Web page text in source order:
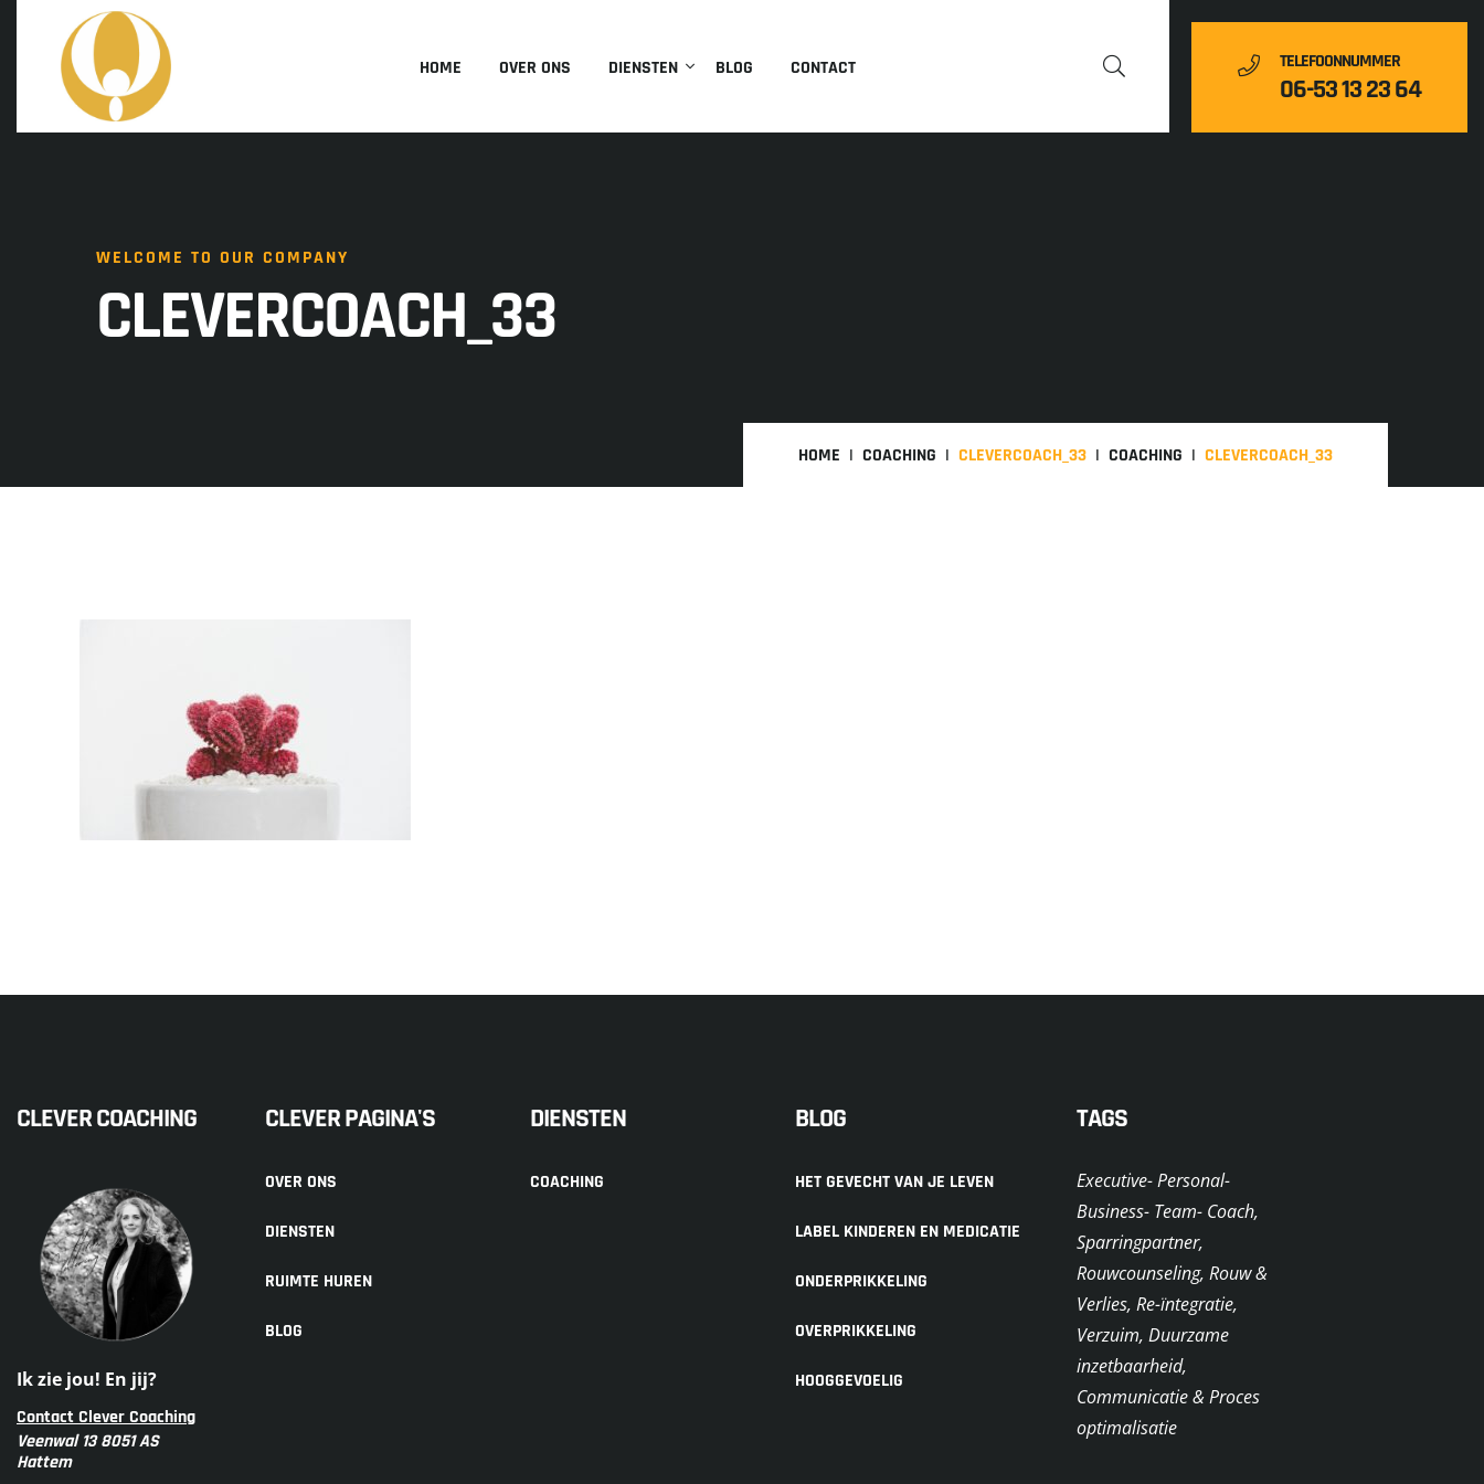
HOME OVER ONS DIENSTEN BLOG CONTACT TELEFOONNUMMER
06-53 13 23 64
WELCOME TO OUR COMPANY
CLEVERCOACH_33
HOME COACHING CLEVERCOACH_33 COACHING CLEVERCOACH_33
CLEVER COACHING
Ik zie jou! En jij?
Contact Clever Coaching
Veenwal 13 8051 AS
Hattem
CLEVER PAGINA'S
OVER ONS
DIENSTEN
RUIMTE HUREN
BLOG
DIENSTEN
COACHING
BLOG
HET GEVECHT VAN JE LEVEN
LABEL KINDEREN EN MEDICATIE
ONDERPRIKKELING
OVERPRIKKELING
HOOGGEVOELIG
TAGS
Executive- Personal-
Business- Team- Coach,
Sparringpartner,
Rouwcounseling, Rouw &
Verlies, Re-ïntegratie,
Verzuim, Duurzame
inzetbaarheid,
Communicatie & Proces
optimalisatie